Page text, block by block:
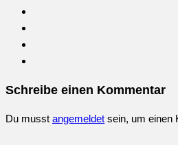
Schreibe einen Kommentar
Du musst angemeldet sein, um einen